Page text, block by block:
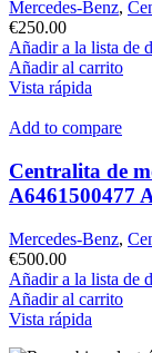
Mercedes-Benz,
€250.00
Añadir a la lista de
Añadir al carrito
Vista rápida
Add to compare
Centralita de
A6461500477
Mercedes-Benz,
€500.00
Añadir a la lista de
Añadir al carrito
Vista rápida